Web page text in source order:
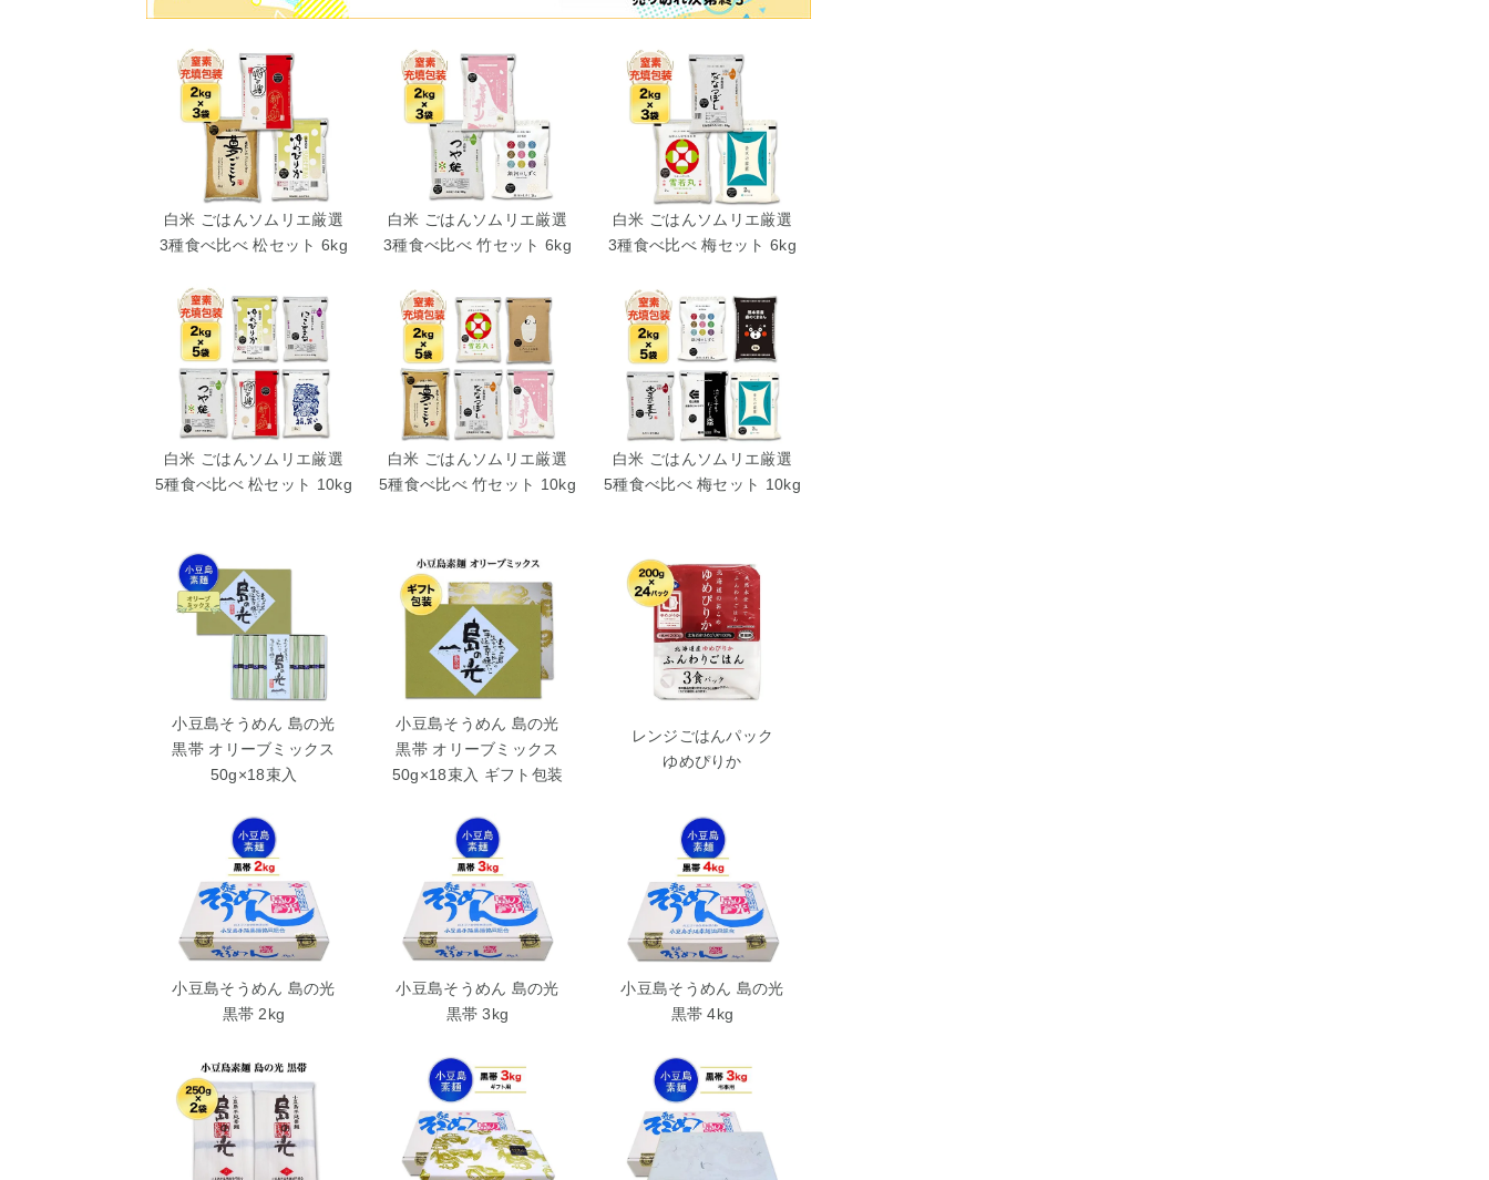
白米 ごはんソムリエ厳選
3種食べ比べ 松セット 6kg
白米 ごはんソムリエ厳選
3種食べ比べ 竹セット 6kg
白米 ごはんソムリエ厳選
3種食べ比べ 梅セット 6kg
白米 ごはんソムリエ厳選
5種食べ比べ 松セット 10kg
白米 ごはんソムリエ厳選
5種食べ比べ 竹セット 10kg
白米 ごはんソムリエ厳選
5種食べ比べ 梅セット 10kg
小豆島そうめん 島の光
黒帯 オリーブミックス
50g×18束入
小豆島そうめん 島の光
黒帯 オリーブミックス
50g×18束入 ギフト包装
レンジごはんパック
ゆめぴりか
小豆島そうめん 島の光
黒帯 2kg
小豆島そうめん 島の光
黒帯 3kg
小豆島そうめん 島の光
黒帯 4kg